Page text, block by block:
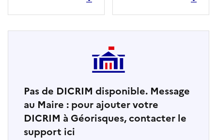
Pas de DICRIM disponible. Message
au Maire : pour ajouter votre
DICRIM à Géorisques, contacter le
support ici